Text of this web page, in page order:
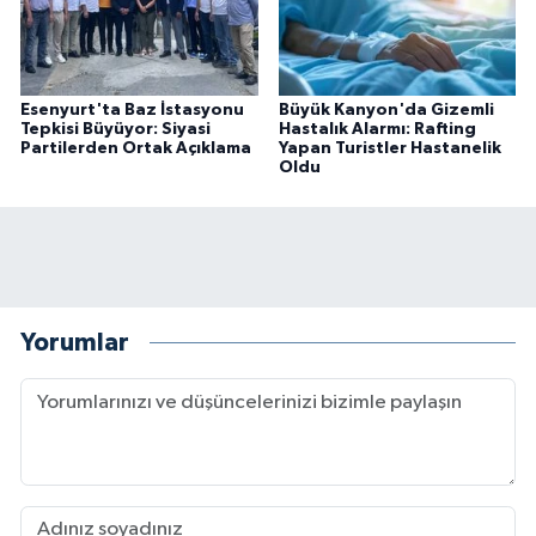
Esenyurt'ta Baz İstasyonu
Tepkisi Büyüyor: Siyasi
Partilerden Ortak Açıklama
Büyük Kanyon'da Gizemli
Hastalık Alarmı: Rafting
Yapan Turistler Hastanelik
Oldu
Yorumlar